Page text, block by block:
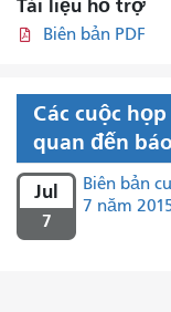
Tài liệu hỗ trợ
Biên bản PDF
Các cuộc
quan đến
Jul
7
Biên bản
7 năm